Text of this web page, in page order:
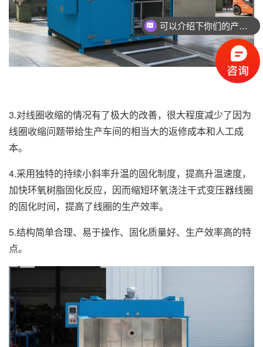
3.对线圈收缩的情况有了极大的改善，很大程度减少了因为
线圈收缩问题带给生产车间的相当大的返修成本和人工成
本。
4.采用独特的持续小斜率升温的固化制度，提高升温速度，
加快环氧树脂固化反应，因而缩短环氧浇注干式变压器线圈
的固化时间，提高了线圈的生产效率。
5.结构简单合理、易于操作、固化质量好、生产效率高的特
点。